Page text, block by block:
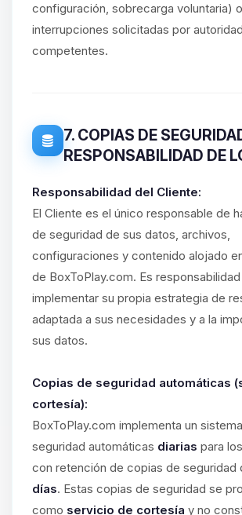
configuración, sobrecarga voluntaria) o
interrupciones solicitadas por
competentes.
7. COPIAS DE
RESPONSABILIDAD DE
Responsabilidad del Cliente:
El Cliente es el único responsable de
de seguridad de sus datos, archivos,
configuraciones y contenido alojado
de BoxToPlay.com. Es
implementar su propia estrategia de
adaptada a sus necesidades y a la
sus datos.
Copias de seguridad automáticas
cortesía):
BoxToPlay.com implementa un
seguridad automáticas diarias para
con retención de copias de seguridad
días. Estas copias de seguridad se
como servicio de cortesía y no